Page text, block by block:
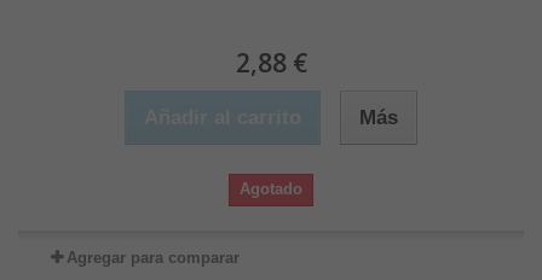
2,88 €
Más
Agotado
Agregar para comparar